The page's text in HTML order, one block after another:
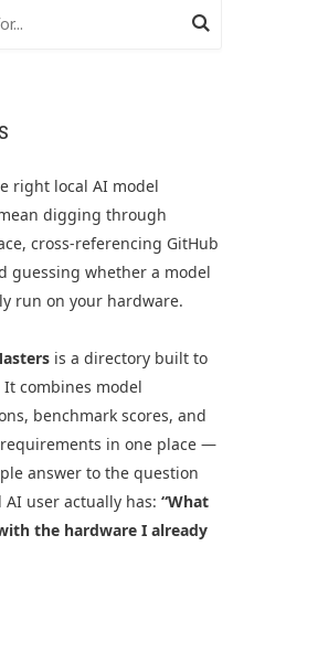
right local AI model
digging through
cross-referencing GitHub
guessing whether a model
run on your hardware.
is a directory built to
combines model
benchmark scores, and
in one place —
answer to the question
AI user actually has: “What
the hardware I already